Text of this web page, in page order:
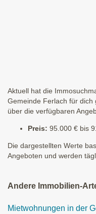
Aktuell hat die
Gemeinde Ferlach für
über die verfügbaren
Preis: 95.000 € bis
Die dargestellten Werte
Angeboten und werden
Andere Immobilien-
Mietwohnungen in der